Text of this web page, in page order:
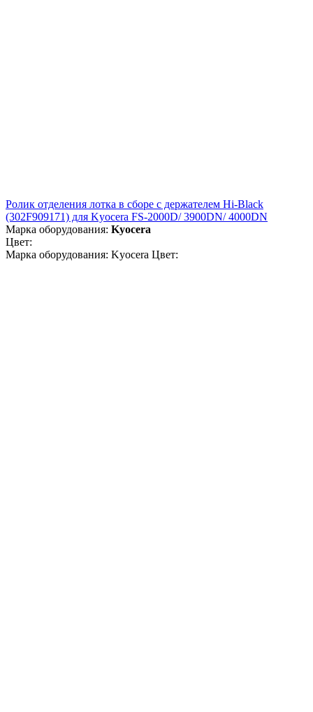
Ролик отделения лотка в сборе с держателем Hi-Black
(302F909171) для Kyocera FS-2000D/ 3900DN/ 4000DN
Марка оборудования: Kyocera
Цвет:
Марка оборудования: Kyocera Цвет: